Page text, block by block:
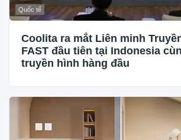
Quốc tế
Coolita ra mắt Liên minh
FAST đầu tiên tại Indonesia
truyền hình hàng đầu